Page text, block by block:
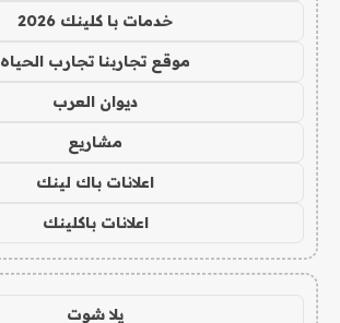
خدمات با كلينك 2026
موقع تجاربنا تجارب الحياه
ديوان العرب
مشاريع
اعلانات باك لينك
اعلانات باكلينك
يلا شوت